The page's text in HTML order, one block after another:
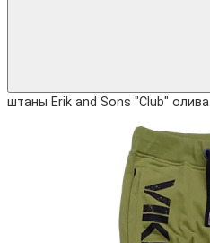
штаны Erik and Sons "Club" олива